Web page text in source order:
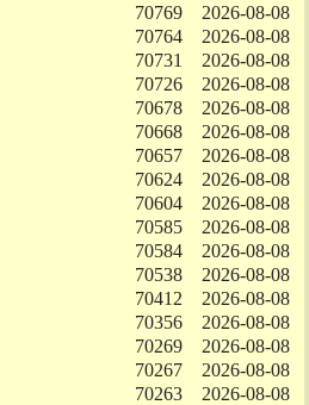
70769
2026-08-08
70764
2026-08-08
70731
2026-08-08
70726
2026-08-08
70678
2026-08-08
70668
2026-08-08
70657
2026-08-08
70624
2026-08-08
70604
2026-08-08
70585
2026-08-08
70584
2026-08-08
70538
2026-08-08
70412
2026-08-08
70356
2026-08-08
70269
2026-08-08
70267
2026-08-08
70263
2026-08-08